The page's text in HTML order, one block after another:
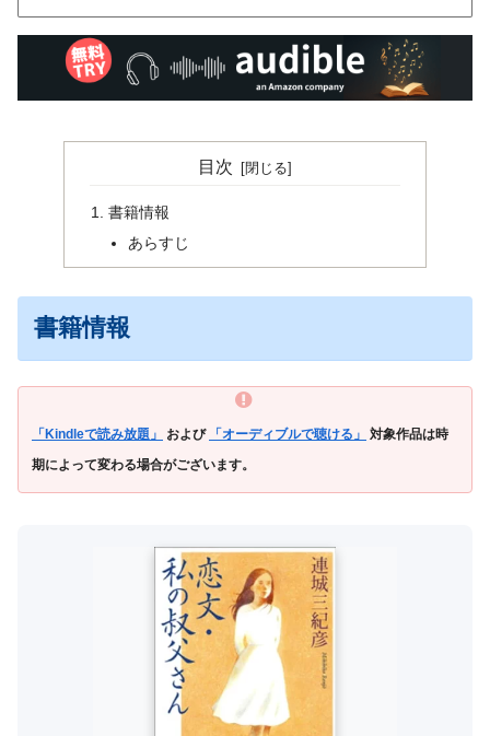
目次
書籍情報
あらすじ
書籍情報
「Kindleで読み放題」 および 「オーディブルで聴ける」
対象作品は時
期によって変わる場合がございます。